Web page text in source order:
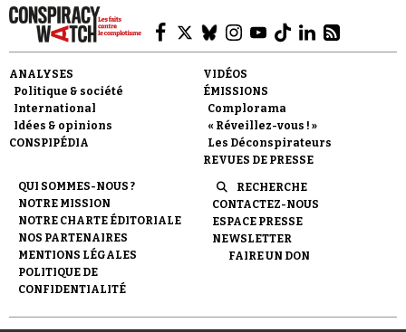
Faire un don
Demander à Vera
ANALYSES
Politique & société
International
Idées & opinions
CONSPIPÉDIA
VIDÉOS
ÉMISSIONS
Complorama
« Réveillez-vous ! »
Les Déconspirateurs
REVUES DE PRESSE
QUI SOMMES-NOUS ?
NOTRE MISSION
NOTRE CHARTE ÉDITORIALE
NOS PARTENAIRES
MENTIONS LÉGALES
POLITIQUE DE
CONFIDENTIALITÉ
RECHERCHE
CONTACTEZ-NOUS
ESPACE PRESSE
NEWSLETTER
FAIRE UN DON